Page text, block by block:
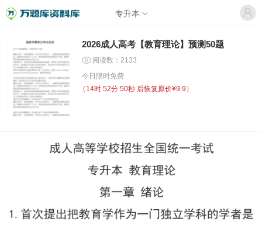
专升本
2026成人高考【教育理论】预测50题
阅读数：2133
今日限时免费
（ 14时 52分 50秒 后恢复原价¥9.9）